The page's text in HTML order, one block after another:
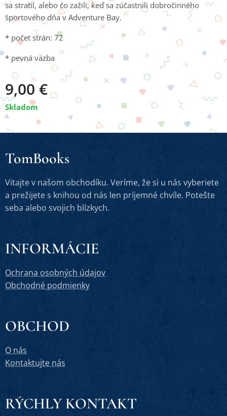
sa stratil, alebo čo zažili, keď sa zúčastnili dobročinného
športového dňa v Adventure Bay.
* počet strán: 72
* pevná väzba
9,00€
Skladom
TomBooks
Vitajte v našom obchodíku. Veríme, že si u nás vyberiete
a prežijete s knihou od nás len príjemné chvíle. Potešte
seba alebo svojich blízkych.
INFORMÁCIE
Ochrana osobných údajov
Obchodné podmienky
OBCHOD
O nás
Kontaktujte nás
RÝCHLY KONTAKT